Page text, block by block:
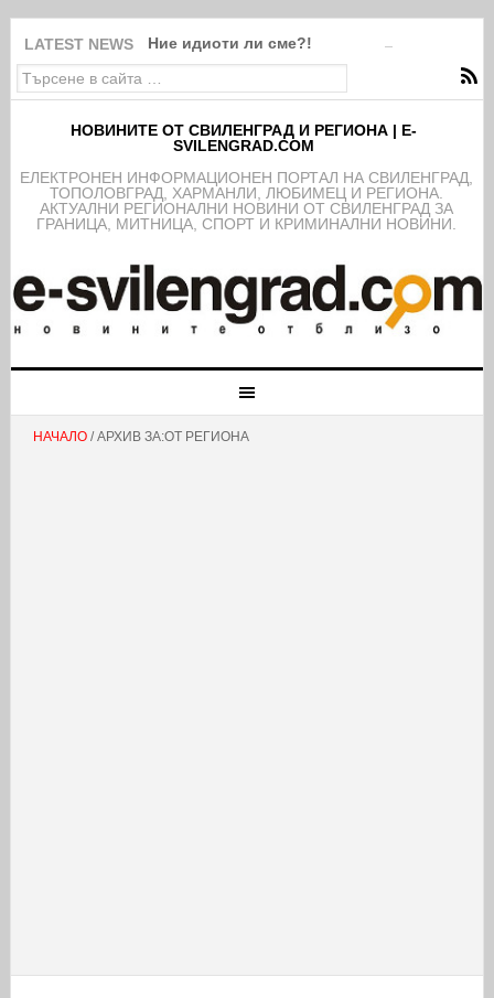
LATEST NEWS Ние идиоти ли сме?!
НОВИНИТЕ ОТ СВИЛЕНГРАД И РЕГИОНА | E-
SVILENGRAD.COM
EЛЕКТРОНЕН ИНФОРМАЦИОНЕН ПОРТАЛ НА СВИЛЕНГРАД,
ТОПОЛОВГРАД, ХАРМАНЛИ, ЛЮБИМЕЦ И РЕГИОНА.
АКТУАЛНИ РЕГИОНАЛНИ НОВИНИ ОТ СВИЛЕНГРАД ЗА
ГРАНИЦА, МИТНИЦА, СПОРТ И КРИМИНАЛНИ НОВИНИ.
НАЧАЛО/ АРХИВ ЗА:ОТ РЕГИОНА